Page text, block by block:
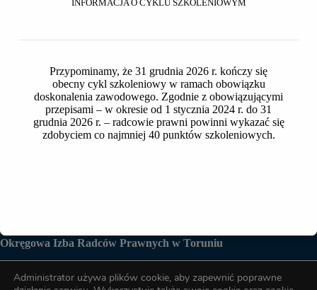
BIURO CZYNNE
Marcjanna Liczmańska – Główny Księgowy OIRP w
Toruniu
Ewelina Romanowska – Specjalista ds. obsługi
administracyjnej, spraw dyscyplinarnych oraz szkoleń
zawodowych, sekretarz OSD OIRP w Toruniu
Wojciech Zielaskowski – Specjalista ds. obsługi
Okręgowa Izba Radców Prawnych w Toruniu
Biuro OIRP
Administrator używa plików cookie, aby zapewnić poprawne
INFORMACJA O CYKLU SZKOLENIOWYM
Przypominamy, że 31 grudnia 2026 r. kończy się
obecny cykl szkoleniowy w ramach obowiązku
doskonalenia zawodowego. Zgodnie z obowiązującymi
przepisami – w okresie od 1 stycznia 2024 r. do 31
grudnia 2026 r. – radcowie prawni powinni wykazać się
zdobyciem co najmniej 40 punktów szkoleniowych.